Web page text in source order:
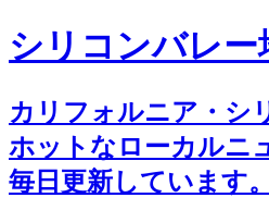
シリコンバレー
カリフォルニア・シ
ホットなローカルニ
毎日更新しています。